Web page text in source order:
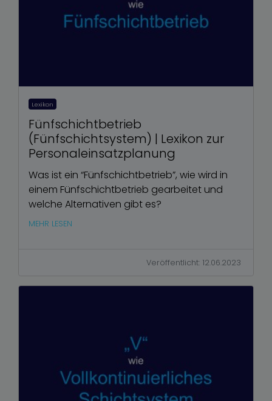
Lexikon
Fünfschichtbetrieb
(Fünfschichtsystem) | Lexikon zur
Personaleinsatzplanung
Was ist ein “Fünfschichtbetrieb”, wie wird in
einem Fünfschichtbetrieb gearbeitet und
welche Alternativen gibt es?
MEHR LESEN
Veröffentlicht: 12.06.2023